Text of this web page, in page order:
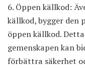
Öppen källkod:
källkod, bygger den
öppen källkod.
gemenskapen kan
förbättra säkerhet